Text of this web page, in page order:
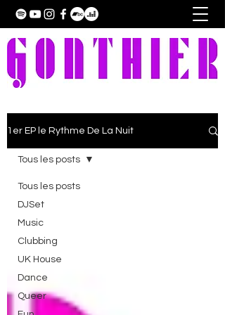
1er EP le Rythme De La Nuit
Tous les posts
DJSet
Music
Clubbing
UK House
Dance
Queer
Tous les posts